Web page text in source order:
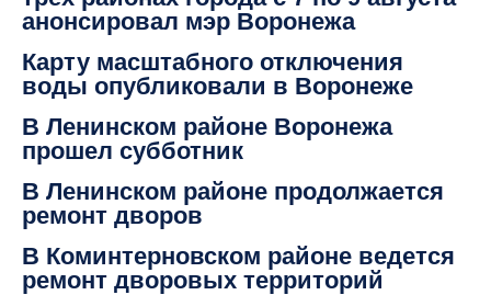
анонсировал мэр Воронежа
Карту масштабного отключения
воды опубликовали в Воронеже
В Ленинском районе Воронежа
прошел субботник
В Ленинском районе продолжается
ремонт дворов
В Коминтерновском районе ведется
ремонт дворовых территорий